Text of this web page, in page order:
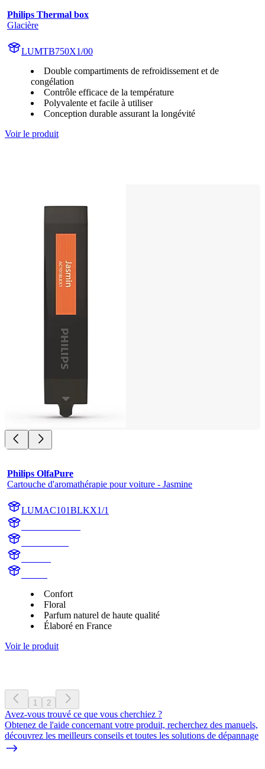
Philips Thermal box
Glacière
LUMTB750X1/00
Double compartiments de refroidissement et de
congélation
Contrôle efficace de la température
Polyvalente et facile à utiliser
Conception durable assurant la longévité
Voir le produit
Philips OlfaPure
Cartouche d'aromathérapie pour voiture - Jasmine
LUMAC101BLKX1/1
Confort
Floral
Parfum naturel de haute qualité
Élaboré en France
Voir le produit
1 2
Avez-vous trouvé ce que vous cherchiez ?
Obtenez de l'aide concernant votre produit, recherchez des manuels,
découvrez les meilleurs conseils et toutes les solutions de dépannage